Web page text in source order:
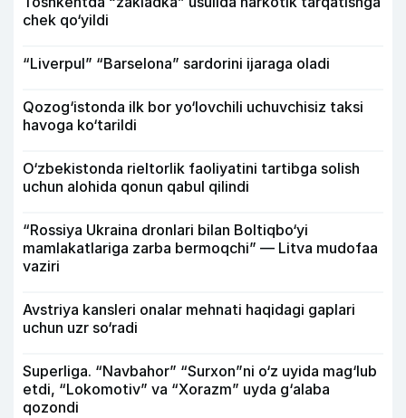
chek qo‘yildi
“Liverpul” “Barselona” sardorini ijaraga oladi
Qozog‘istonda ilk bor yo‘lovchili uchuvchisiz taksi
havoga ko‘tarildi
O‘zbekistonda rieltorlik faoliyatini tartibga solish
uchun alohida qonun qabul qilindi
“Rossiya Ukraina dronlari bilan Boltiqbo‘yi
mamlakatlariga zarba bermoqchi” — Litva mudofaa
vaziri
Avstriya kansleri onalar mehnati haqidagi gaplari
uchun uzr so‘radi
Superliga. “Navbahor” “Surxon”ni o‘z uyida mag‘lub
etdi, “Lokomotiv” va “Xorazm” uyda g‘alaba
qozondi